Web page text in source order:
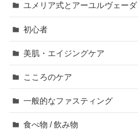
ユメリア式とアーユルヴェーダ
初心者
美肌・エイジングケア
こころのケア
一般的なファスティング
食べ物 / 飲み物